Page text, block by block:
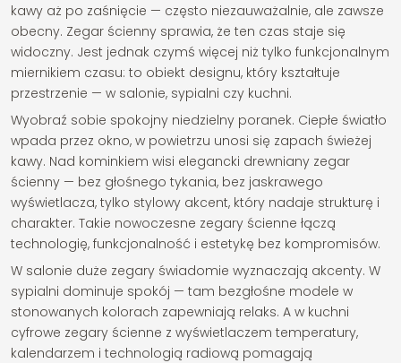
kawy aż po zaśnięcie — często niezauważalnie, ale zawsze
obecny. Zegar ścienny sprawia, że ten czas staje się
widoczny. Jest jednak czymś więcej niż tylko funkcjonalnym
miernikiem czasu: to obiekt designu, który kształtuje
przestrzenie — w salonie, sypialni czy kuchni.
Wyobraź sobie spokojny niedzielny poranek. Ciepłe światło
wpada przez okno, w powietrzu unosi się zapach świeżej
kawy. Nad kominkiem wisi elegancki drewniany zegar
ścienny — bez głośnego tykania, bez jaskrawego
wyświetlacza, tylko stylowy akcent, który nadaje strukturę i
charakter. Takie nowoczesne zegary ścienne łączą
technologię, funkcjonalność i estetykę bez kompromisów.
W salonie duże zegary świadomie wyznaczają akcenty. W
sypialni dominuje spokój — tam bezgłośne modele w
stonowanych kolorach zapewniają relaks. A w kuchni
cyfrowe zegary ścienne z wyświetlaczem temperatury,
kalendarzem i technologią radiową pomagają